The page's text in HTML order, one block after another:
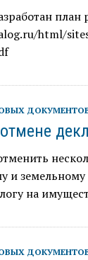
план
html/
и
на